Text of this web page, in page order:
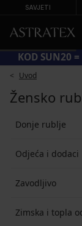
SAVJETI
KOD SUN20
Uvod
Žensko
Donje rublje
Odjeća i dodaci
Zavodljivo
Zimska i topla